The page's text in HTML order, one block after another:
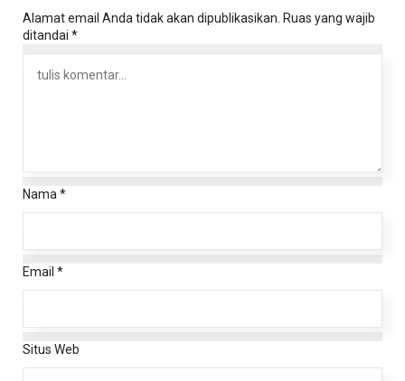
Alamat email Anda tidak akan dipublikasikan. Ruas yang wajib
ditandai *
Nama *
Email *
Situs Web